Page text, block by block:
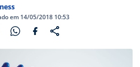
em 14/05/2018 10:53